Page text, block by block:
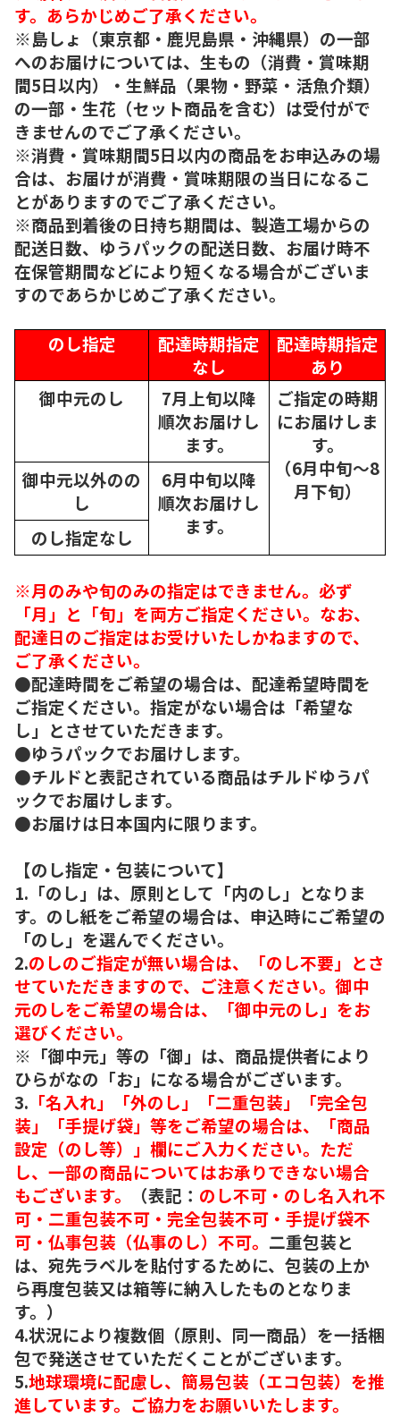
す。あらかじめご了承ください。
※島しょ（東京都・鹿児島県・沖縄県）の一部
へのお届けについては、生もの（消費・賞味期
間5日以内）・生鮮品（果物・野菜・活魚介類）
の一部・生花（セット商品を含む）は受付がで
きませんのでご了承ください。
※消費・賞味期間5日以内の商品をお申込みの場
合は、お届けが消費・賞味期限の当日になるこ
とがありますのでご了承ください。
※商品到着後の日持ち期間は、製造工場からの
配送日数、ゆうパックの配送日数、お届け時不
在保管期間などにより短くなる場合がございま
すのであらかじめご了承ください。
のし指定
配達時期指定
なし
配達時期指定
あり
御中元のし
7月上旬以降
順次お届けし
ます。
ご指定の時期
にお届けしま
す。
（6月中旬～8
月下旬）
御中元以外のの
し
6月中旬以降
順次お届けし
ます。
のし指定なし
※月のみや旬のみの指定はできません。必ず
「月」と「旬」を両方ご指定ください。なお、
配達日のご指定はお受けいたしかねますので、
ご了承ください。
●配達時間をご希望の場合は、配達希望時間を
ご指定ください。指定がない場合は「希望な
し」とさせていただきます。
●ゆうパックでお届けします。
●チルドと表記されている商品はチルドゆうパ
ックでお届けします。
●お届けは日本国内に限ります。
【のし指定・包装について】
1.「のし」は、原則として「内のし」となりま
す。のし紙をご希望の場合は、申込時にご希望の
「のし」を選んでください。
2.のしのご指定が無い場合は、「のし不要」とさ
せていただきますので、ご注意ください。御中
元のしをご希望の場合は、「御中元のし」をお
選びください。
※「御中元」等の「御」は、商品提供者により
ひらがなの「お」になる場合がございます。
3. 「名入れ」「外のし」「二重包装」「完全包
装」「手提げ袋」等をご希望の場合は、「商品
設定（のし等）」欄にご入力ください。ただ
し、一部の商品についてはお承りできない場合
もございます。
（表記： のし不可・のし名入れ不
可・二重包装不可・完全包装不可・手提げ袋不
可・仏事包装（仏事のし）不可。 二重包装と
は、宛先ラベルを貼付するために、包装の上か
ら再度包装又は箱等に納入したものとなりま
す。）
4.状況により複数個（原則、同一商品）を一括梱
包で発送させていただくことがございます。
5.地球環境に配慮し、簡易包装（エコ包装）を推
進しています。ご協力をお願いいたします。